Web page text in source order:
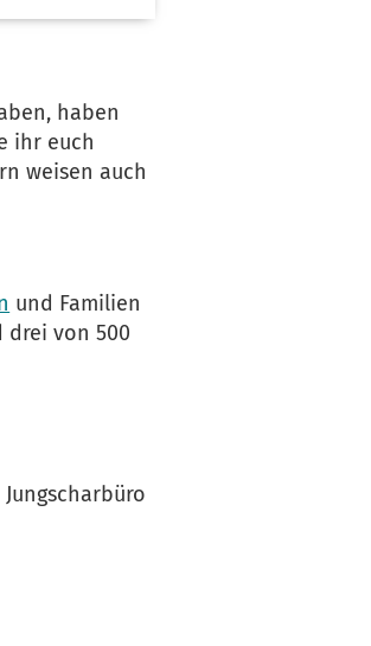
haben
ihr euch
weisen auch
und Familien
drei von 500